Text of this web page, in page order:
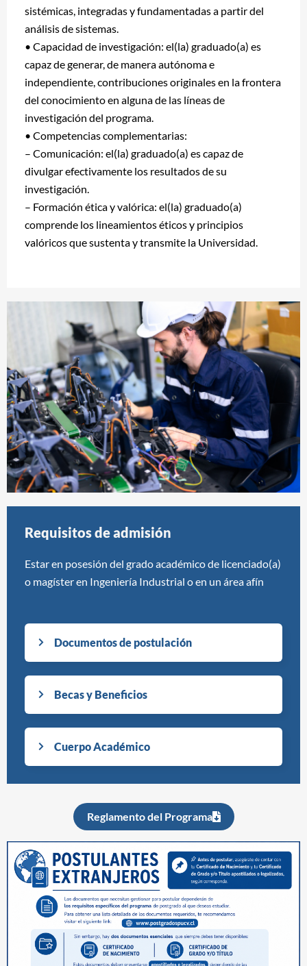
sistémicas, integradas y fundamentadas a partir del
análisis de sistemas.
• Capacidad de investigación: el(la) graduado(a) es
capaz de generar, de manera autónoma e
independiente, contribuciones originales en la frontera
del conocimiento en alguna de las líneas de
investigación del programa.
• Competencias complementarias:
– Comunicación: el(la) graduado(a) es capaz de
divulgar efectivamente los resultados de su
investigación.
– Formación ética y valórica: el(la) graduado(a)
comprende los lineamientos éticos y principios
valóricos que sustenta y transmite la Universidad.
Requisitos de admisión
Estar en posesión del grado académico de licenciado(a)
o magíster en Ingeniería Industrial o en un área afín
Documentos de postulación
Becas y Beneficios
Cuerpo Académico
Reglamento del Programa